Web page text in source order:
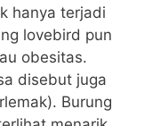
hanya terjadi
lovebird pun
obesitas.
disebut juga
Burung